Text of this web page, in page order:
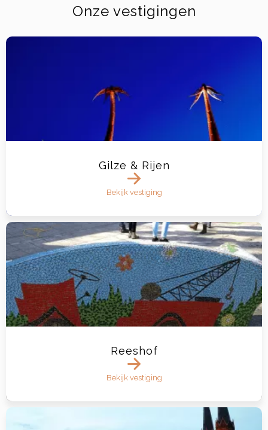
Onze vestigingen
Gilze & Rijen
Bekijk vestiging
Reeshof
Bekijk vestiging